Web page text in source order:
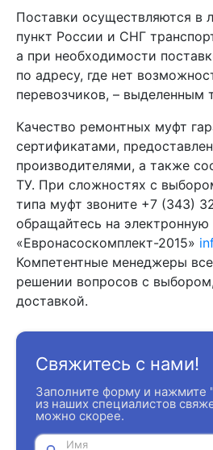
Поставки осуществляются в
пункт России и СНГ
а при необходимости
по адресу, где нет
перевозчиков, – выделенным
Качество ремонтных муфт
сертификатами,
производителями, а также
ТУ. При сложностях с
типа муфт звоните +7 (343)
обращайтесь на
«Евронасоскомплект-2015»
Компетентные менеджеры
решении вопросов с
доставкой.
Свяжитесь с нами!
Заполните форму и нажмите
из наших специалистов
можно скорее.
Имя